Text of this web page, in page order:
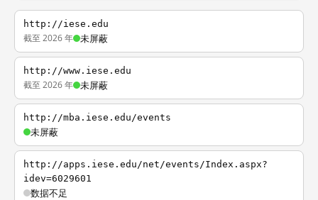
http://iese.edu
截至 2026 年 未屏蔽
http://www.iese.edu
截至 2026 年 未屏蔽
http://mba.iese.edu/events
未屏蔽
http://apps.iese.edu/net/events/Index.aspx?
idev=6029601
数据不足